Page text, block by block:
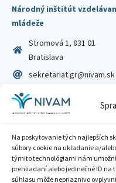
Na poskytovanie tých najlepších
súbory cookie na ukladanie a/
týmito technológiami nám
prehliadaní alebo jedinečné ID na
súhlasu môže nepriaznivo
Národný inštitút
mládeže
Stromová 1, 831 01
Bratislava
sekretariat.gr@nivam.sk
IČO: 00164348
DIČ: 2020798714
Zásady